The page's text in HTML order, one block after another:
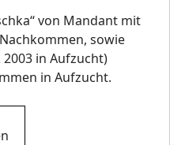
von Mandant mit
sowie
in Aufzucht)
in Aufzucht.